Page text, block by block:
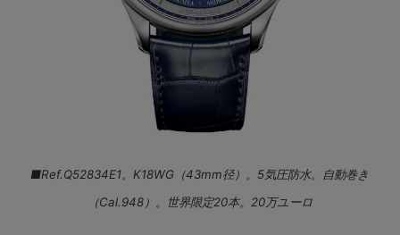
■Ref.Q52834E1。K18WG（43mm径）。5気圧防水。自動巻き
（Cal.948）。世界限定20本。20万ユーロ